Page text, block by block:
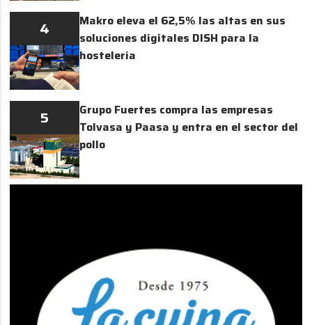
4
Makro eleva el 62,5% las altas en sus
soluciones digitales DISH para la
hostelería
5
Grupo Fuertes compra las empresas
Tolvasa y Paasa y entra en el sector del
pollo